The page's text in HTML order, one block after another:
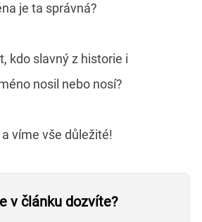
je ta správná?
kdo slavný z historie i
nosil nebo nosí?
víme vše důležité!
v článku dozvíte?